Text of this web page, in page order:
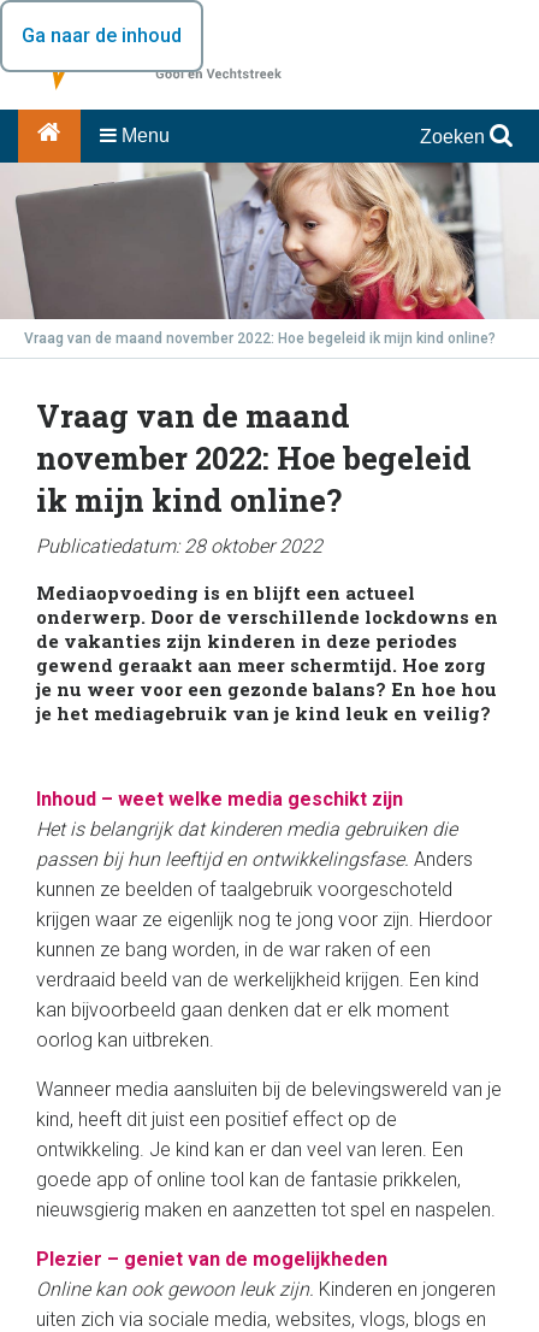
Ga naar de inhoud
Menu Zoeken
Vraag van de maand november 2022: Hoe begeleid ik mijn kind online?
Vraag van de maand
november 2022: Hoe begeleid
ik mijn kind online?
Publicatiedatum: 28 oktober 2022
Mediaopvoeding is en blijft een actueel
onderwerp. Door de verschillende lockdowns en
de vakanties zijn kinderen in deze periodes
gewend geraakt aan meer schermtijd. Hoe zorg
je nu weer voor een gezonde balans? En hoe hou
je het mediagebruik van je kind leuk en veilig?
Inhoud – weet welke media geschikt zijn
Het is belangrijk dat kinderen media gebruiken die
passen bij hun leeftijd en ontwikkelingsfase. Anders
kunnen ze beelden of taalgebruik voorgeschoteld
krijgen waar ze eigenlijk nog te jong voor zijn. Hierdoor
kunnen ze bang worden, in de war raken of een
verdraaid beeld van de werkelijkheid krijgen. Een kind
kan bijvoorbeeld gaan denken dat er elk moment
oorlog kan uitbreken.
Wanneer media aansluiten bij de belevingswereld van je
kind, heeft dit juist een positief effect op de
ontwikkeling. Je kind kan er dan veel van leren. Een
goede app of online tool kan de fantasie prikkelen,
nieuwsgierig maken en aanzetten tot spel en naspelen.
Plezier – geniet van de mogelijkheden
Online kan ook gewoon leuk zijn. Kinderen en jongeren
uiten zich via sociale media, websites, vlogs, blogs en